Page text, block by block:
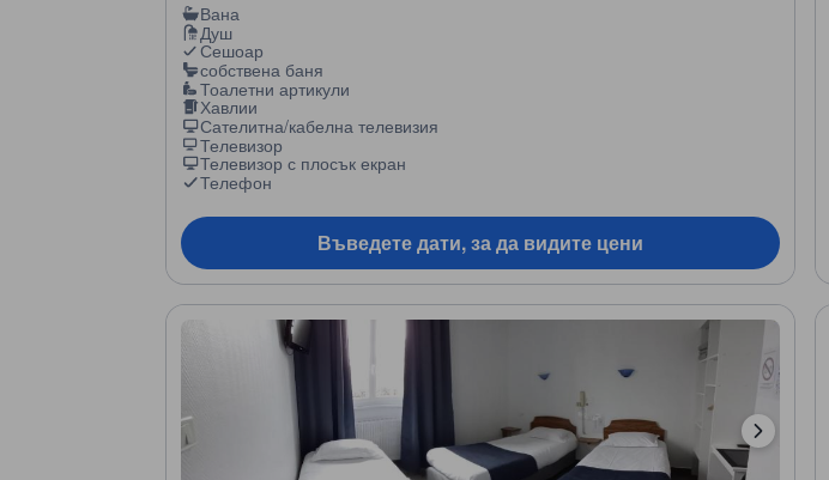
Вана
Душ
Сешоар
собствена баня
Тоалетни артикули
Хавлии
Сателитна/кабелна телевизия
Телевизор
Телевизор с плосък екран
Телефон
Въведете дати, за да видите цени